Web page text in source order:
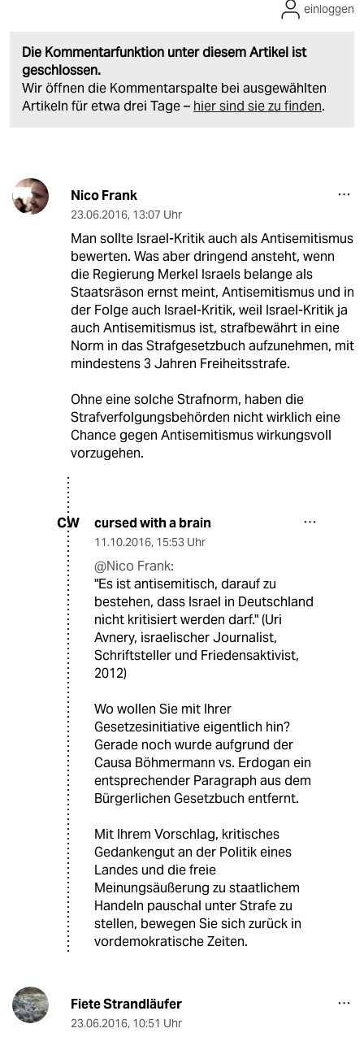
Die Kommentarfunktion unter diesem Artikel ist
geschlossen.
Wir öffnen die Kommentarspalte bei ausgewählten
Artikeln für etwa drei Tage – hier sind sie zu finden.
einloggen
Nico Frank
23.06.2016, 13:07 Uhr
Man sollte Israel-Kritik auch als Antisemitismus
bewerten. Was aber dringend ansteht, wenn
die Regierung Merkel Israels belange als
Staatsräson ernst meint, Antisemitismus und in
der Folge auch Israel-Kritik, weil Israel-Kritik ja
auch Antisemitismus ist, strafbewährt in eine
Norm in das Strafgesetzbuch aufzunehmen, mit
mindestens 3 Jahren Freiheitsstrafe.
Ohne eine solche Strafnorm, haben die
Strafverfolgungsbehörden nicht wirklich eine
Chance gegen Antisemitismus wirkungsvoll
vorzugehen.
CW cursed with a brain
11.10.2016, 15:53 Uhr
@Nico Frank:
"Es ist antisemitisch, darauf zu
bestehen, dass Israel in Deutschland
nicht kritisiert werden darf." (Uri
Avnery, israelischer Journalist,
Schriftsteller und Friedensaktivist,
2012)
Wo wollen Sie mit Ihrer
Gesetzesinitiative eigentlich hin?
Gerade noch wurde aufgrund der
Causa Böhmermann vs. Erdogan ein
entsprechender Paragraph aus dem
Bürgerlichen Gesetzbuch entfernt.
Mit Ihrem Vorschlag, kritisches
Gedankengut an der Politik eines
Landes und die freie
Meinungsäußerung zu staatlichem
Handeln pauschal unter Strafe zu
stellen, bewegen Sie sich zurück in
vordemokratische Zeiten.
Fiete Strandläufer
23.06.2016, 10:51 Uhr